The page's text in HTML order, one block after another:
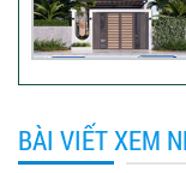
BÀI VIẾT XEM